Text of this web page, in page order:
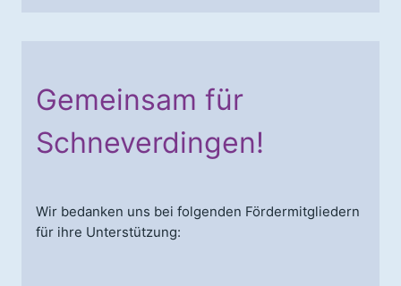
Gemeinsam für
Schneverdingen!
Wir bedanken uns bei folgenden Fördermitgliedern
für ihre Unterstützung: